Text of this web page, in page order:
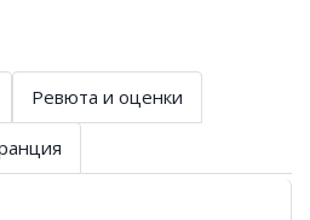
Ревюта и оценки